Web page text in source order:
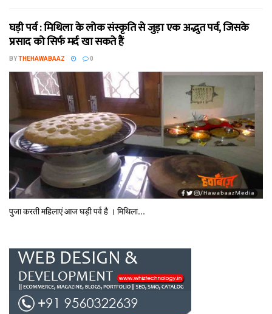
घड़ी पर्व : मिथि‍ला के लोक संस्कृति से जुड़ा एक अद्भुत पर्व, जिसके
प्रसाद को सिर्फ मर्द खा सकते हैं
BYTHEHAWABAAZ 0
पुजा करती महिलाएं आज घड़ी पर्व है । मिथि‍ला...